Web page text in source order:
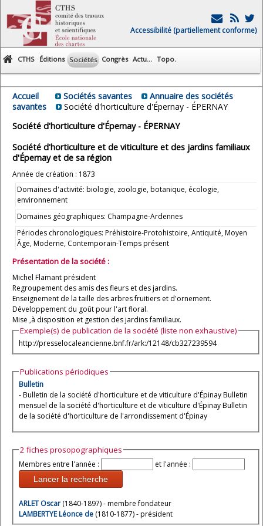
Accessibilité (partiellement conforme)
CTHS Éditions Sociétés Congrès Actu... Topo.
Accueil Sociétés savantes
Annuaire des sociétés
savantes
Société d'horticulture d'Épernay - ÉPERNAY
Société d'horticulture d'Épernay - ÉPERNAY
Société d'horticulture et de viticulture et des jardins familiaux
d'Épernay et de sa région
Année de création : 1873
Domaines d'activité: biologie, zoologie, botanique, écologie,
environnement
Domaines géographiques: Champagne-Ardennes
Périodes chronologiques: Préhistoire-Protohistoire, Antiquité, Moyen
Âge, Moderne, Contemporain-Temps présent
Présentation de la société :
Michel Flamant président
Regroupement des amis des fleurs et des jardins.
Enseignement de la taille des arbres fruitiers et d'ornement.
Développement du goût pour l'art floral.
Mise ‚à disposition et gestion des jardins familiaux.
Exemple(s) de publication de la société (liste non exhaustive)
http://presselocaleancienne.bnf.fr/ark:/12148/cb327239594
Publications périodiques
Bulletin
- Bulletin de la société d'horticulture et de viticulture d'Épinay Bulletin
mensuel de la société d'horticulture et de viticulture d'Épinay Bulletin
de la société d'horticulture de l'arrondissement d'Épinay
2 fiches prosopographiques
Membres entre l'année : et l'année :
Lancer la recherche
ARLET Oscar (1840-1897) - membre fondateur
LAMBERTYE Léonce de (1810-1877) - président